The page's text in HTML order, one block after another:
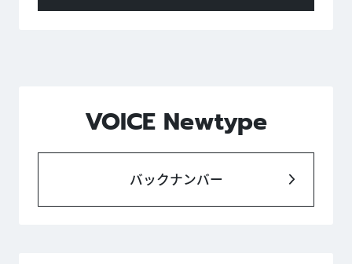
VOICE Newtype
バックナンバー